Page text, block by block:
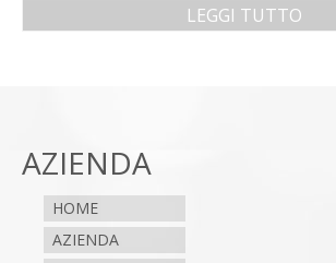
LEGGI TUTTO
AZIENDA
HOME
AZIENDA